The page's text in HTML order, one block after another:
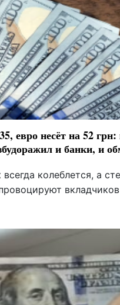
евро несёт на 52
и банки, и
колеблется, а
вкладчиков